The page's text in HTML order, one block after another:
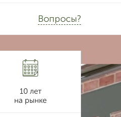
Вопросы?
10 лет
на рынке